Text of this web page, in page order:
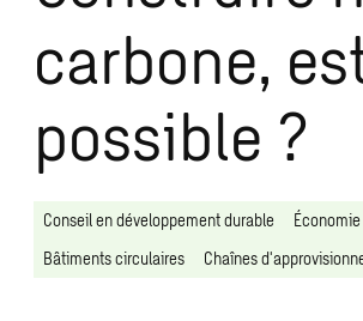
carbone,
possible ?
Conseil en développement durable
Bâtiments circulaires
Chaînes